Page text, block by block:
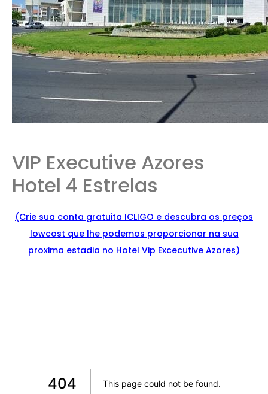
VIP Executive Azores
Hotel 4 Estrelas
(Crie sua conta gratuita ICLIGO e descubra os preços
lowcost que lhe podemos proporcionar na sua
proxima estadia no Hotel Vip Excecutive Azores)